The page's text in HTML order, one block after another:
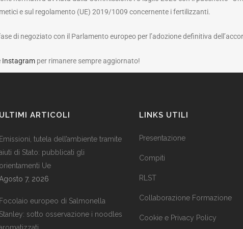
e sul regolamento (UE) 2019/1009 concernente i fertilizzanti.
di negoziato con il Parlamento europeo per l’adozione definitiva
Instagram per rimanere sempre aggiornato!
ULTIMI ARTICOLI
Emissioni, tutela dell’ambiente tramite
di Stato: pubblicati gli
orientamenti Ue
7, 2026
Focolaio europeo di Salmonella
Stanley: sotto osservazione i noodles
LINKS UTILI
Presentazione
Compiti
RLST
Collaborazione Formazione
Cookie e Privacy Policy